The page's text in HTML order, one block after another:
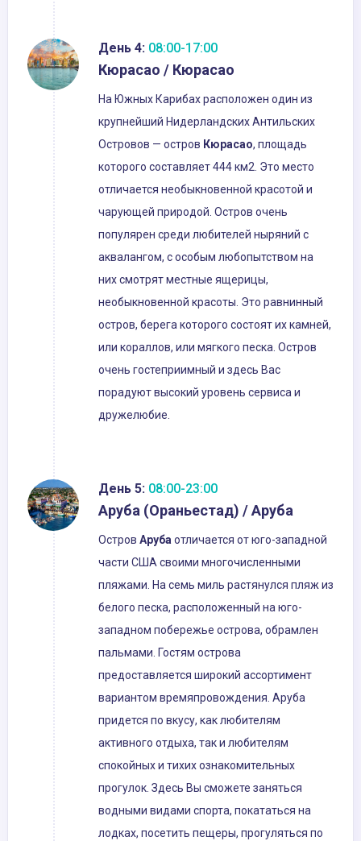
День 4: 08:00-17:00
Кюрасао / Кюрасао
На Южных Карибах расположен один из
крупнейший Нидерландских Антильских
Островов — остров Кюрасао, площадь
которого составляет 444 км2. Это место
отличается необыкновенной красотой и
чарующей природой. Остров очень
популярен среди любителей ныряний с
аквалангом, с особым любопытством на
них смотрят местные ящерицы,
необыкновенной красоты. Это равнинный
остров, берега которого состоят их камней,
или кораллов, или мягкого песка. Остров
очень гостеприимный и здесь Вас
порадуют высокий уровень сервиса и
дружелюбие.
День 5: 08:00-23:00
Аруба (Ораньестад) / Аруба
Остров Аруба отличается от юго-западной
части США своими многочисленными
пляжами. На семь миль растянулся пляж из
белого песка, расположенный на юго-
западном побережье острова, обрамлен
пальмами. Гостям острова
предоставляется широкий ассортимент
вариантом времяпровождения. Аруба
придется по вкусу, как любителям
активного отдыха, так и любителям
спокойных и тихих ознакомительных
прогулок. Здесь Вы сможете заняться
водными видами спорта, покататься на
лодках, посетить пещеры, прогуляться по